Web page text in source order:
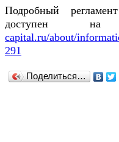
Подробный
доступен
capital.ru/about/
291
Поделиться…